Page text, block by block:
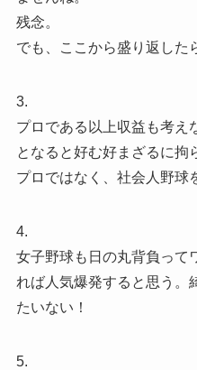
残念。
でも、ここから盛り返した
3.
プロである以上収益も考え
となると好む好まざるに拘
プロではなく、社会人野球
4.
女子野球も日の丸背負って
れば人気爆発すると思う。
たいない！
5.